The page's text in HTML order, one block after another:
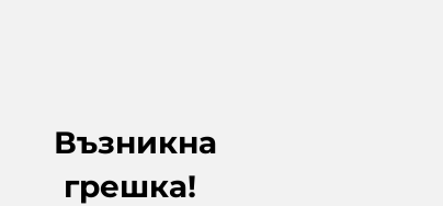
Възникна
грешка!